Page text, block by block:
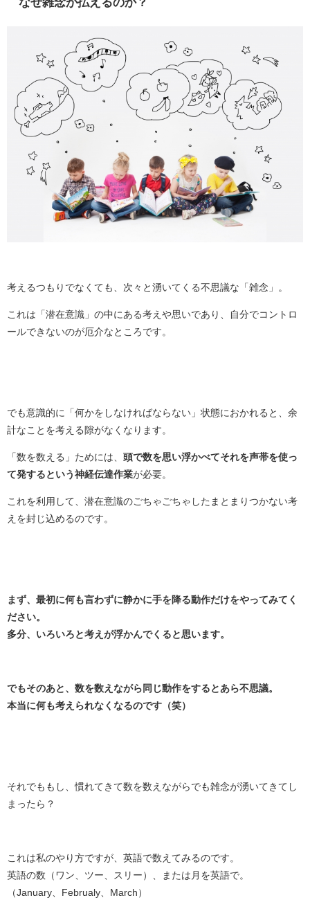
考えるつもりでなくても、次々と湧いてくる不思議な「雑念」。
これは「潜在意識」の中にある考えや思いであり、自分でコントロ
ールできないのが厄介なところです。
でも意識的に「何かをしなければならない」状態におかれると、余
計なことを考える隙がなくなります。
「数を数える」ためには、 頭で数を思い浮かべてそれを声帯を使っ
て発するという神経伝達作業が必要。
これを利用して、潜在意識のごちゃごちゃしたまとまりつかない考
えを封じ込めるのです。
まず、最初に何も言わずに静かに手を降る動作だけをやってみてく
ださい。
多分、いろいろと考えが浮かんでくると思います。
でもそのあと、数を数えながら同じ動作をするとあら不思議。
本当に何も考えられなくなるのです（笑）
それでももし、慣れてきて数を数えながらでも雑念が湧いてきてし
まったら？
これは私のやり方ですが、英語で数えてみるのです。
英語の数（ワン、ツー、スリー）、または月を英語で。
（January、Februaly、March）